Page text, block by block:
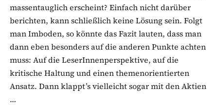
massentauglich erscheint? Einfach nicht darüber
berichten, kann schließlich keine Lösung sein. Folgt
man Imboden, so könnte das Fazit lauten, dass man
dann eben besonders auf die anderen Punkte achten
muss: Auf die LeserInnenperspektive, auf die
kritische Haltung und einen themenorientierten
Ansatz. Dann klappt’s vielleicht sogar mit den Aktien
…